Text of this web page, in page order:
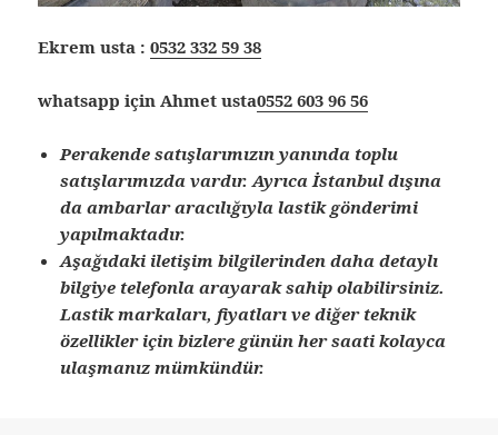
Ekrem usta :0532 332 59 38
whatsapp için Ahmet usta0552 603 96 56
Perakende satışlarımızın yanında toplu
satışlarımızda vardır. Ayrıca İstanbul dışına
da ambarlar aracılığıyla lastik gönderimi
yapılmaktadır.
Aşağıdaki iletişim bilgilerinden daha detaylı
bilgiye telefonla arayarak sahip olabilirsiniz.
Lastik markaları, fiyatları ve diğer teknik
özellikler için bizlere günün her saati kolayca
ulaşmanız mümkündür.